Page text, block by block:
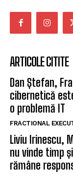
ARTICOLE CITITE
Dan Ștefan,
cibernetică
o problemă IT
FRACTIONAL
Liviu Irinescu,
nu vinde timp
rămâne